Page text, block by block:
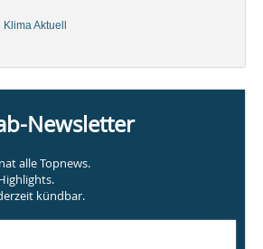
Aktuell
Newsletter
alle Topnews.
kündbar.